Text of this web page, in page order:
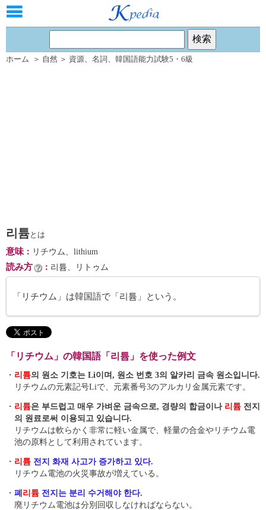
ホーム ＞ 自然 ＞ 資源、 名詞 、 韓国語能力試験5・6級
리튬とは
意味： リチウム、lithium
読み方 ： 리튬、リトゥム
「リチウム」は韓国語で「리튬」という。
「リチウム」の韓国語「리튬」を使った例文
・ 리튬의 원소 기호는 Li이며, 원소 번호 3의 알카리 금속 원소입니다.
リチウムの元素記号Liで、元素番号3のアルカリ金属元素です。
・ 리튬은 부드럽고 매우 가벼운 금속으로, 경량의 합금이나 리튬 전지
의 원료로써 이용되고 있습니다.
リチウムは軟らかく非常に軽い金属で、軽量の合金やリチウム電
池の原料として利用されています。
・ 리튬 전지 화재 사고가 증가하고 있다.
リチウム電池の火災事故が増えている。
・ 폐 리튬 전지는 분리 수거해야 한다.
廃リチウム電池は分別回収しなければならない。